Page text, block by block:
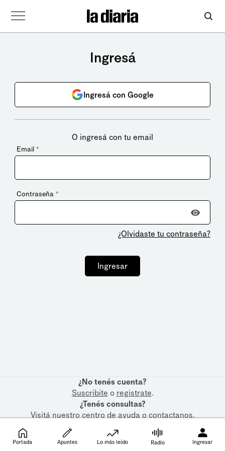
Ingresá
Ingresá con Google
O ingresá con tu email
Email *
Contraseña *
¿Olvidaste tu contraseña?
Ingresar
¿No tenés cuenta?
Suscribite o registrate.
¿Tenés consultas?
Visitá nuestrocentro de ayudaocontactanos.
Portada Apuntes Lo más leído Radio Ingresar